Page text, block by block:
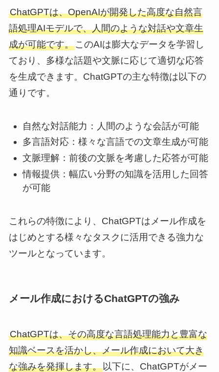
ChatGPTは、OpenAIが開発した高度な自然言
語処理AIモデルで、人間のような対話や文章生
成が可能です。このAIは膨大なデータを学習し
ており、多様な話題や文脈に応じて適切な応答
を生成できます。ChatGPTの主な特徴は以下の
通りです。
自然な対話能力：人間のような会話が可能
多言語対応：様々な言語での文章生成が可能
文脈理解：前後の文脈を考慮した応答が可能
情報提供：幅広い分野の知識を活用した回答
が可能
これらの特徴により、ChatGPTはメール作成を
はじめとする様々なタスクに活用できる強力な
ツールとなっています。
メール作成におけるChatGPTの強み
ChatGPTは、その高度な言語処理能力と豊富な
知識ベースを活かし、メール作成において大き
な強みを発揮します。以下に、ChatGPTがメー